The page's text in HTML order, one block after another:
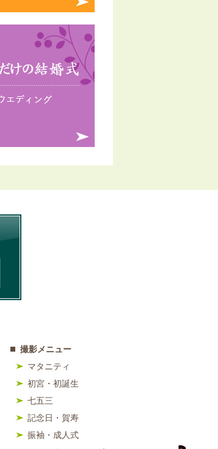
撮影メニュー
マタニティ
初宮・初誕生
七五三
記念日・賀寿
振袖・成人式